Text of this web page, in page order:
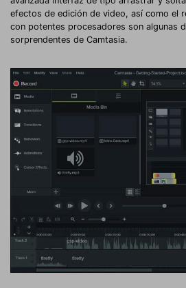
efectos de edición de video, así como el
con potentes procesadores son algunas
sorprendentes de Camtasia.